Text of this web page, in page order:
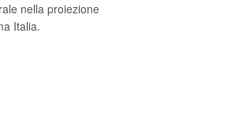
nella proiezione
Italia.